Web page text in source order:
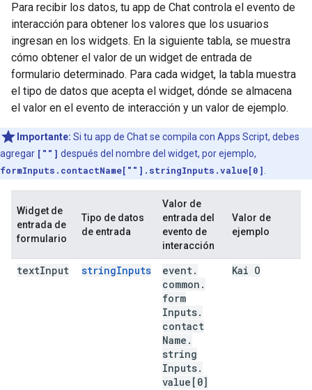
Para recibir los datos, tu app de Chat controla el evento de
interacción para obtener los valores que los usuarios
ingresan en los widgets. En la siguiente tabla, se muestra
cómo obtener el valor de un widget de entrada de
formulario determinado. Para cada widget, la tabla muestra
el tipo de datos que acepta el widget, dónde se almacena
el valor en el evento de interacción y un valor de ejemplo.
Importante: Si tu app de Chat se compila con Apps Script, debes
agregar [""] después del nombre del widget, por ejemplo,
formInputs.contactName[""].stringInputs.value[0]
Widget de
entrada de
formulario
Tipo de datos
de entrada
Valor de
entrada del
evento de
interacción
Valor de
ejemplo
textInput stringInputs event.
common .
form
Inputs.
contact
Name .
string
Inputs.
value[0]
Kai O